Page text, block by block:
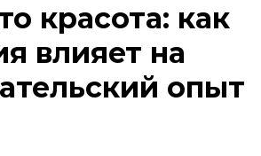
красота: как
влияет на
опыт